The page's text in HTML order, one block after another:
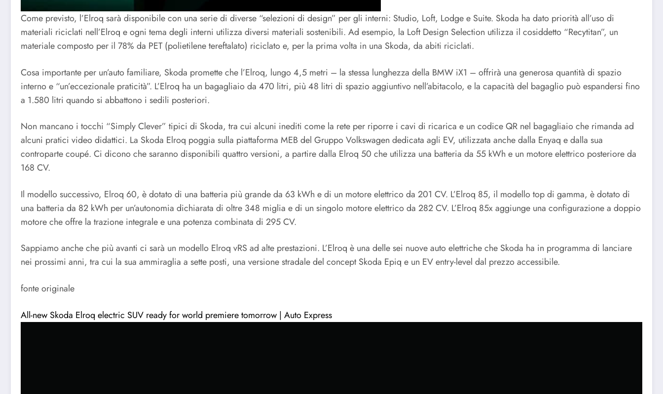
Come previsto, l’Elroq sarà disponibile con una serie di diverse “selezioni di design” per gli interni: Studio, Loft, Lodge e Suite. Skoda ha dato priorità all’uso di
materiali riciclati nell’Elroq e ogni tema degli interni utilizza diversi materiali sostenibili. Ad esempio, la Loft Design Selection utilizza il cosiddetto “Recytitan”, un
materiale composto per il 78% da PET (polietilene tereftalato) riciclato e, per la prima volta in una Skoda, da abiti riciclati.
Cosa importante per un’auto familiare, Skoda promette che l’Elroq, lungo 4,5 metri – la stessa lunghezza della BMW iX1 – offrirà una generosa quantità di spazio
interno e “un’eccezionale praticità”. L’Elroq ha un bagagliaio da 470 litri, più 48 litri di spazio aggiuntivo nell’abitacolo, e la capacità del bagaglio può espandersi fino
a 1.580 litri quando si abbattono i sedili posteriori.
Non mancano i tocchi “Simply Clever” tipici di Skoda, tra cui alcuni inediti come la rete per riporre i cavi di ricarica e un codice QR nel bagagliaio che rimanda ad
alcuni pratici video didattici. La Skoda Elroq poggia sulla piattaforma MEB del Gruppo Volkswagen dedicata agli EV, utilizzata anche dalla Enyaq e dalla sua
controparte coupé. Ci dicono che saranno disponibili quattro versioni, a partire dalla Elroq 50 che utilizza una batteria da 55 kWh e un motore elettrico posteriore da
168 CV.
Il modello successivo, Elroq 60, è dotato di una batteria più grande da 63 kWh e di un motore elettrico da 201 CV. L’Elroq 85, il modello top di gamma, è dotato di
una batteria da 82 kWh per un’autonomia dichiarata di oltre 348 miglia e di un singolo motore elettrico da 282 CV. L’Elroq 85x aggiunge una configurazione a doppio
motore che offre la trazione integrale e una potenza combinata di 295 CV.
Sappiamo anche che più avanti ci sarà un modello Elroq vRS ad alte prestazioni. L’Elroq è una delle sei nuove auto elettriche che Skoda ha in programma di lanciare
nei prossimi anni, tra cui la sua ammiraglia a sette posti, una versione stradale del concept Skoda Epiq e un EV entry-level dal prezzo accessibile.
fonte originale
All-new Skoda Elroq electric SUV ready for world premiere tomorrow | Auto Express